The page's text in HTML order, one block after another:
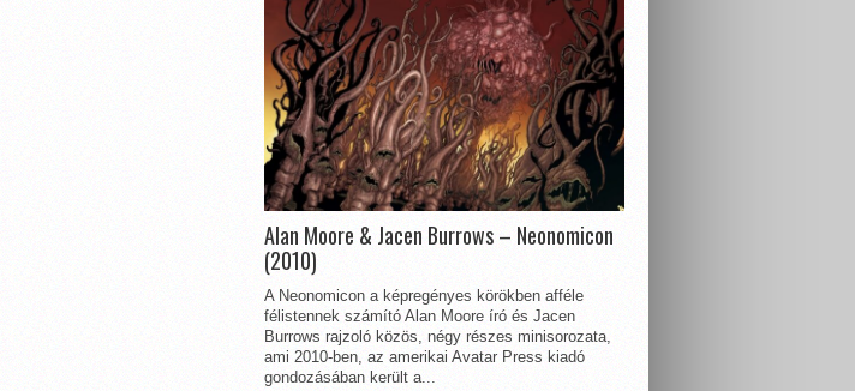
Alan Moore & Jacen Burrows – Neonomicon
(2010)
A Neonomicon a képregényes körökben afféle
félistennek számító Alan Moore író és Jacen
Burrows rajzoló közös, négy részes minisorozata,
ami 2010-ben, az amerikai Avatar Press kiadó
gondozásában került a...